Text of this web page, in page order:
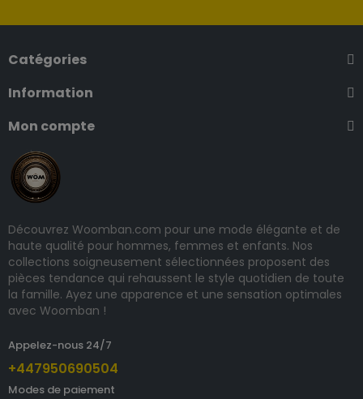
Catégories
Information
Mon compte
Découvrez Woomban.com pour une mode élégante et de
haute qualité pour hommes, femmes et enfants. Nos
collections soigneusement sélectionnées proposent des
pièces tendance qui rehaussent le style quotidien de toute
la famille. Ayez une apparence et une sensation optimales
avec Woomban !
Appelez-nous 24/7
+447950690504
Modes de paiement